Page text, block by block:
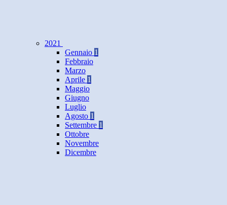
2021
Gennaio 1
Febbraio
Marzo
Aprile 1
Maggio
Giugno
Luglio
Agosto 1
Settembre 1
Ottobre
Novembre
Dicembre